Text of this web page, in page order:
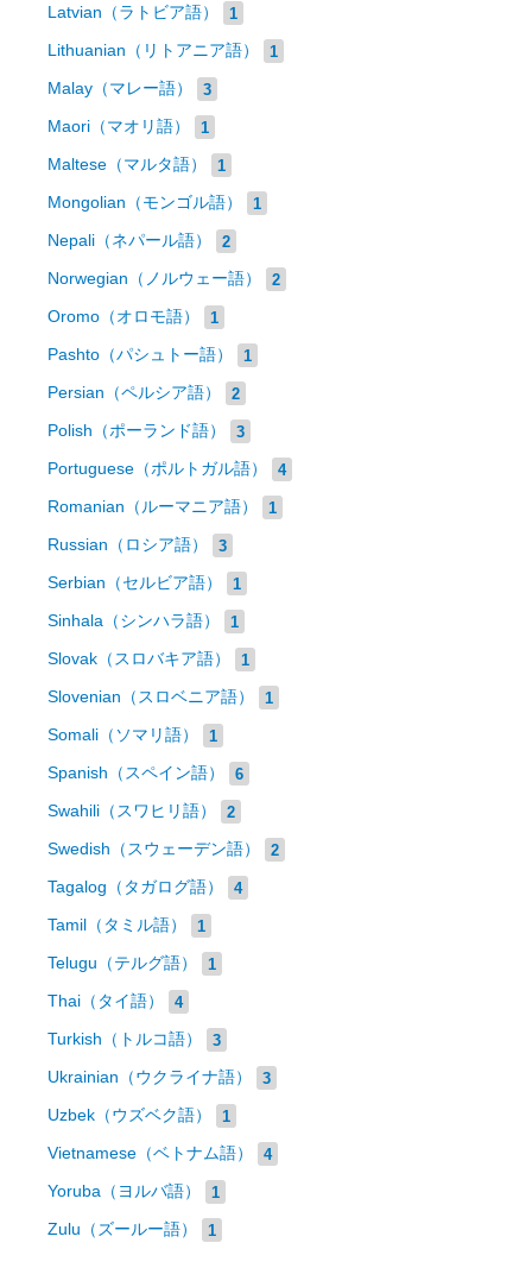
Latvian（ラトビア語） 1
Lithuanian（リトアニア語） 1
Malay（マレー語） 3
Maori（マオリ語） 1
Maltese（マルタ語） 1
Mongolian（モンゴル語） 1
Nepali（ネパール語） 2
Norwegian（ノルウェー語） 2
Oromo（オロモ語） 1
Pashto（パシュトー語） 1
Persian（ペルシア語） 2
Polish（ポーランド語） 3
Portuguese（ポルトガル語） 4
Romanian（ルーマニア語） 1
Russian（ロシア語） 3
Serbian（セルビア語） 1
Sinhala（シンハラ語） 1
Slovak（スロバキア語） 1
Slovenian（スロベニア語） 1
Somali（ソマリ語） 1
Spanish（スペイン語） 6
Swahili（スワヒリ語） 2
Swedish（スウェーデン語） 2
Tagalog（タガログ語） 4
Tamil（タミル語） 1
Telugu（テルグ語） 1
Thai（タイ語） 4
Turkish（トルコ語） 3
Ukrainian（ウクライナ語） 3
Uzbek（ウズベク語） 1
Vietnamese（ベトナム語） 4
Yoruba（ヨルバ語） 1
Zulu（ズールー語） 1